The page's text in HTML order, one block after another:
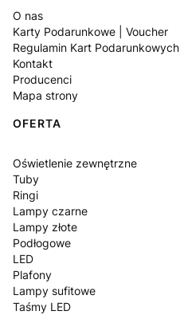
O nas
Karty Podarunkowe | Voucher
Regulamin Kart Podarunkowych
Kontakt
Producenci
Mapa strony
OFERTA
Oświetlenie zewnętrzne
Tuby
Ringi
Lampy czarne
Lampy złote
Podłogowe
LED
Plafony
Lampy sufitowe
Taśmy LED